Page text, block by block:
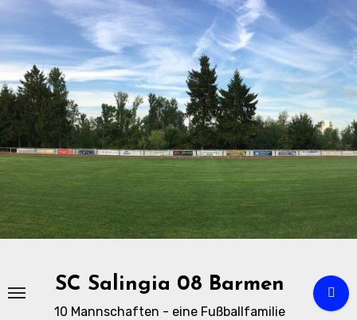
Zu
Inhalten
springen
SC Salingia 08 Barmen
10 Mannschaften - eine Fußballfamilie